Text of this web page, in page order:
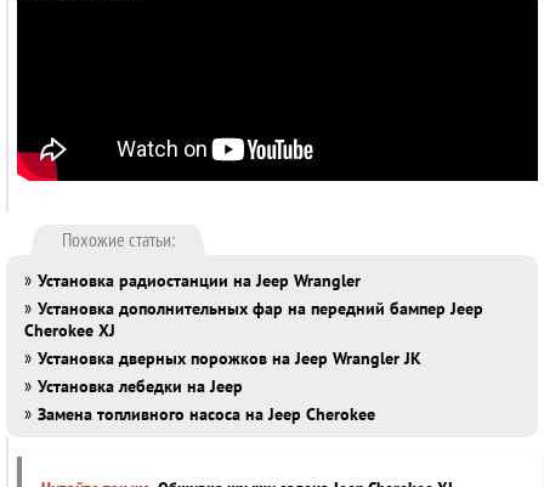
Похожие статьи:
» Установка радиостанции на Jeep Wrangler
» Установка дополнительных фар на передний бампер Jeep
Cherokee XJ
» Установка дверных порожков на Jeep Wrangler JК
» Установка лебедки на Jeep
» Замена топливного насоса на Jeep Cherokee